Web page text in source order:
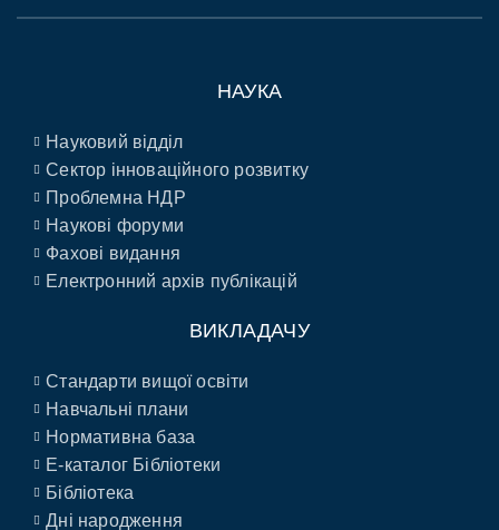
НАУКА
Науковий відділ
Сектор інноваційного розвитку
Проблемна НДР
Наукові форуми
Фахові видання
Електронний архів публікацій
ВИКЛАДАЧУ
Стандарти вищої освіти
Навчальні плани
Нормативна база
E-каталог Бібліотеки
Бібліотека
Дні народження